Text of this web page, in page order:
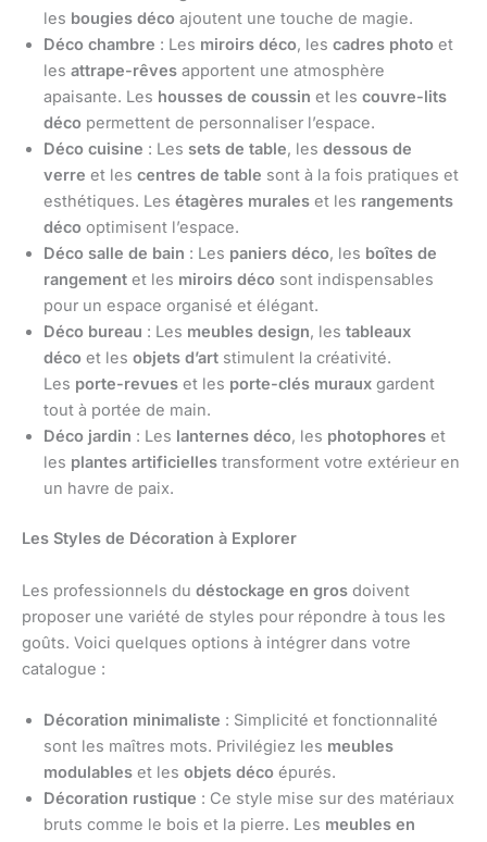
les bougies déco ajoutent une touche de magie.
Déco chambre : Les miroirs déco, les cadres photo et
les attrape-rêves apportent une atmosphère
apaisante. Les housses de coussin et les couvre-lits
déco permettent de personnaliser l’espace.
Déco cuisine : Les sets de table, les dessous de
verre et les centres de table sont à la fois pratiques et
esthétiques. Les étagères murales et les rangements
déco optimisent l’espace.
Déco salle de bain : Les paniers déco, les boîtes de
rangement et les miroirs déco sont indispensables
pour un espace organisé et élégant.
Déco bureau : Les meubles design, les tableaux
déco et les objets d’art stimulent la créativité.
Les porte-revues et les porte-clés muraux gardent
tout à portée de main.
Déco jardin : Les lanternes déco, les photophores et
les plantes artificielles transforment votre extérieur en
un havre de paix.
Les Styles de Décoration à Explorer
Les professionnels du déstockage en gros doivent
proposer une variété de styles pour répondre à tous les
goûts. Voici quelques options à intégrer dans votre
catalogue :
Décoration minimaliste : Simplicité et fonctionnalité
sont les maîtres mots. Privilégiez les meubles
modulables et les objets déco épurés.
Décoration rustique : Ce style mise sur des matériaux
bruts comme le bois et la pierre. Les meubles en